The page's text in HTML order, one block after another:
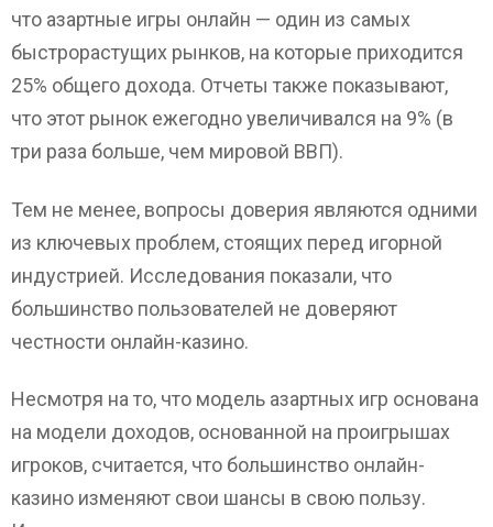
что азартные игры онлайн — один из самых
быстрорастущих рынков, на которые приходится
25% общего дохода. Отчеты также показывают,
что этот рынок ежегодно увеличивался на 9% (в
три раза больше, чем мировой ВВП).
Тем не менее, вопросы доверия являются одними
из ключевых проблем, стоящих перед игорной
индустрией. Исследования показали, что
большинство пользователей не доверяют
честности онлайн-казино.
Несмотря на то, что модель азартных игр основана
на модели доходов, основанной на проигрышах
игроков, считается, что большинство онлайн-
казино изменяют свои шансы в свою пользу.